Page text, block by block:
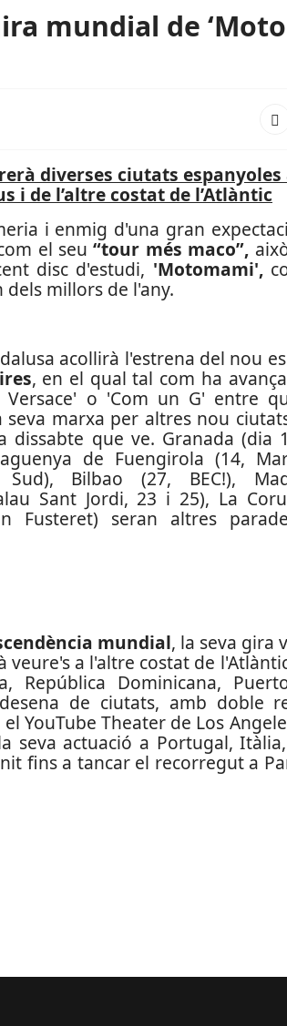
mundial de
diverses ciutats espanyoles
i de l’altre costat de l’Atlàntic
i enmig d'una gran
el seu“tour més maco”,
disc d'estudi, 'Motomami',
millors de l'any.
acollirà l'estrena del nou
, en el qual tal com ha
Versace' o 'Com un G' entre
marxa per altres nou
dissabte que ve. Granada (dia
de Fuengirola (14,
Sud), Bilbao (27, BEC!),
Sant Jordi, 23 i 25), La
Fusteret) seran altres
mundial, la seva gira
a l'altre costat de
República Dominicana,
de ciutats, amb doble
YouTube Theater de Los
seva actuació a Portugal,
fins a tancar el recorregut a
la trenta-tresena edició